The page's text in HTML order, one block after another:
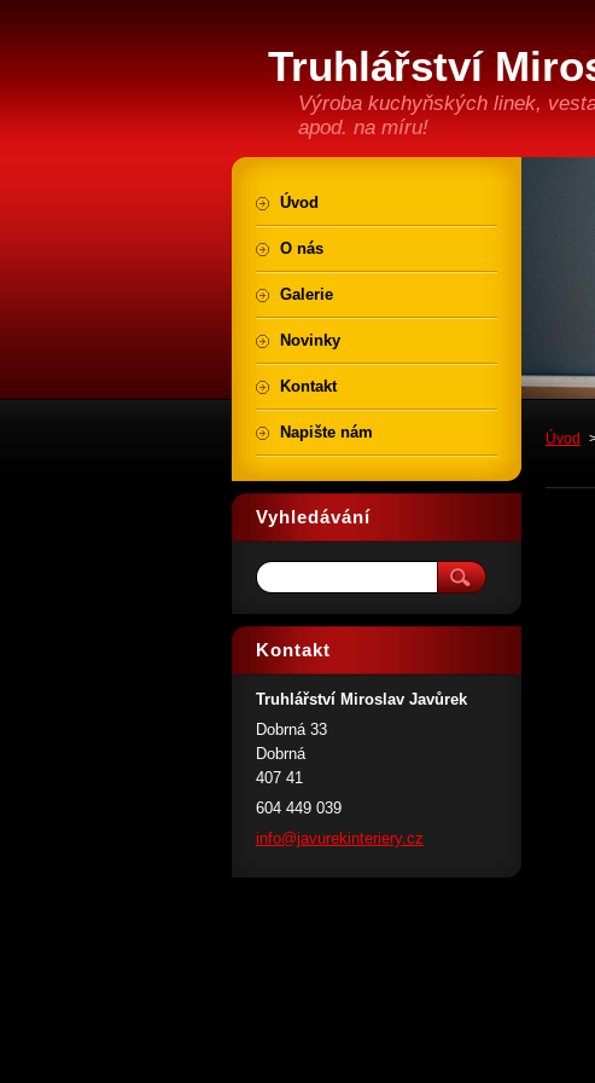
Truhlářství
Výroba kuchyňských linek,
apod. na míru!
Úvod
Úvod
O nás
Galerie
Novinky
Kontakt
Napište nám
Vyhledávání
Kontakt
Truhlářství Miroslav Javůrek
Dobrná 33
Dobrná
407 41
604 449 039
info@javurekinteriery.cz